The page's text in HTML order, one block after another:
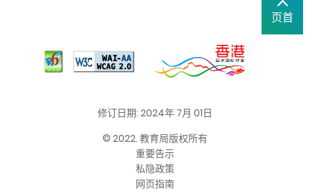
页首
修订日期: 2024年 7月 01日
© 2022. 教育局版权所有
重要告示
私隐政策
网页指南